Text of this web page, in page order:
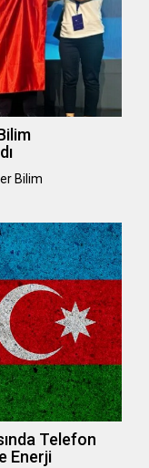
Bilim
Telefon
Enerji